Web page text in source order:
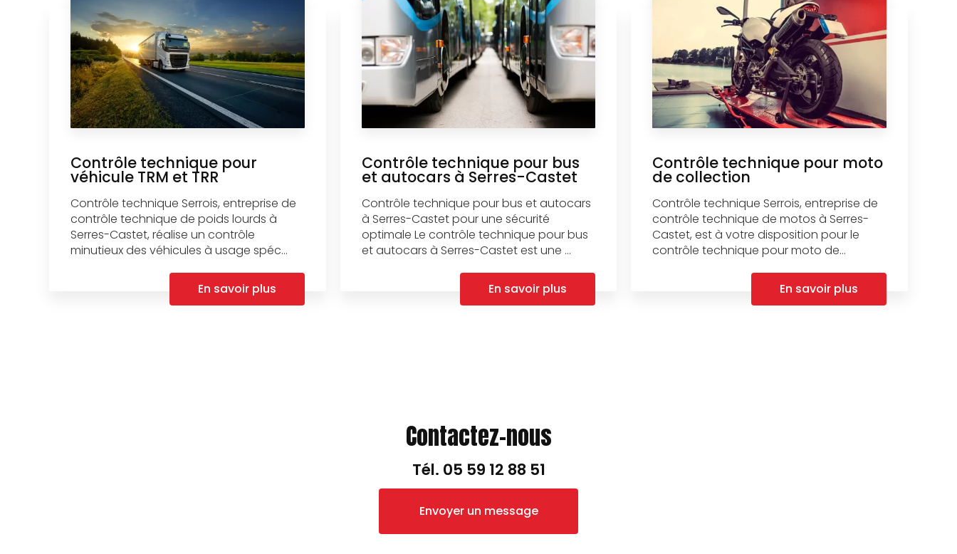
Contrôle technique pour
véhicule TRM et TRR
Contrôle technique Serrois, entreprise de
contrôle technique de poids lourds à
Serres-Castet, réalise un contrôle
minutieux des véhicules à usage spéc...
En savoir plus
Contrôle technique pour bus
et autocars à Serres-Castet
Contrôle technique pour bus et autocars
à Serres-Castet pour une sécurité
optimale Le contrôle technique pour bus
et autocars à Serres-Castet est une ...
En savoir plus
Contrôle technique pour moto
de collection
Contrôle technique Serrois, entreprise de
contrôle technique de motos à Serres-
Castet, est à votre disposition pour le
contrôle technique pour moto de...
En savoir plus
Contactez-nous
Tél. 05 59 12 88 51
Envoyer un message